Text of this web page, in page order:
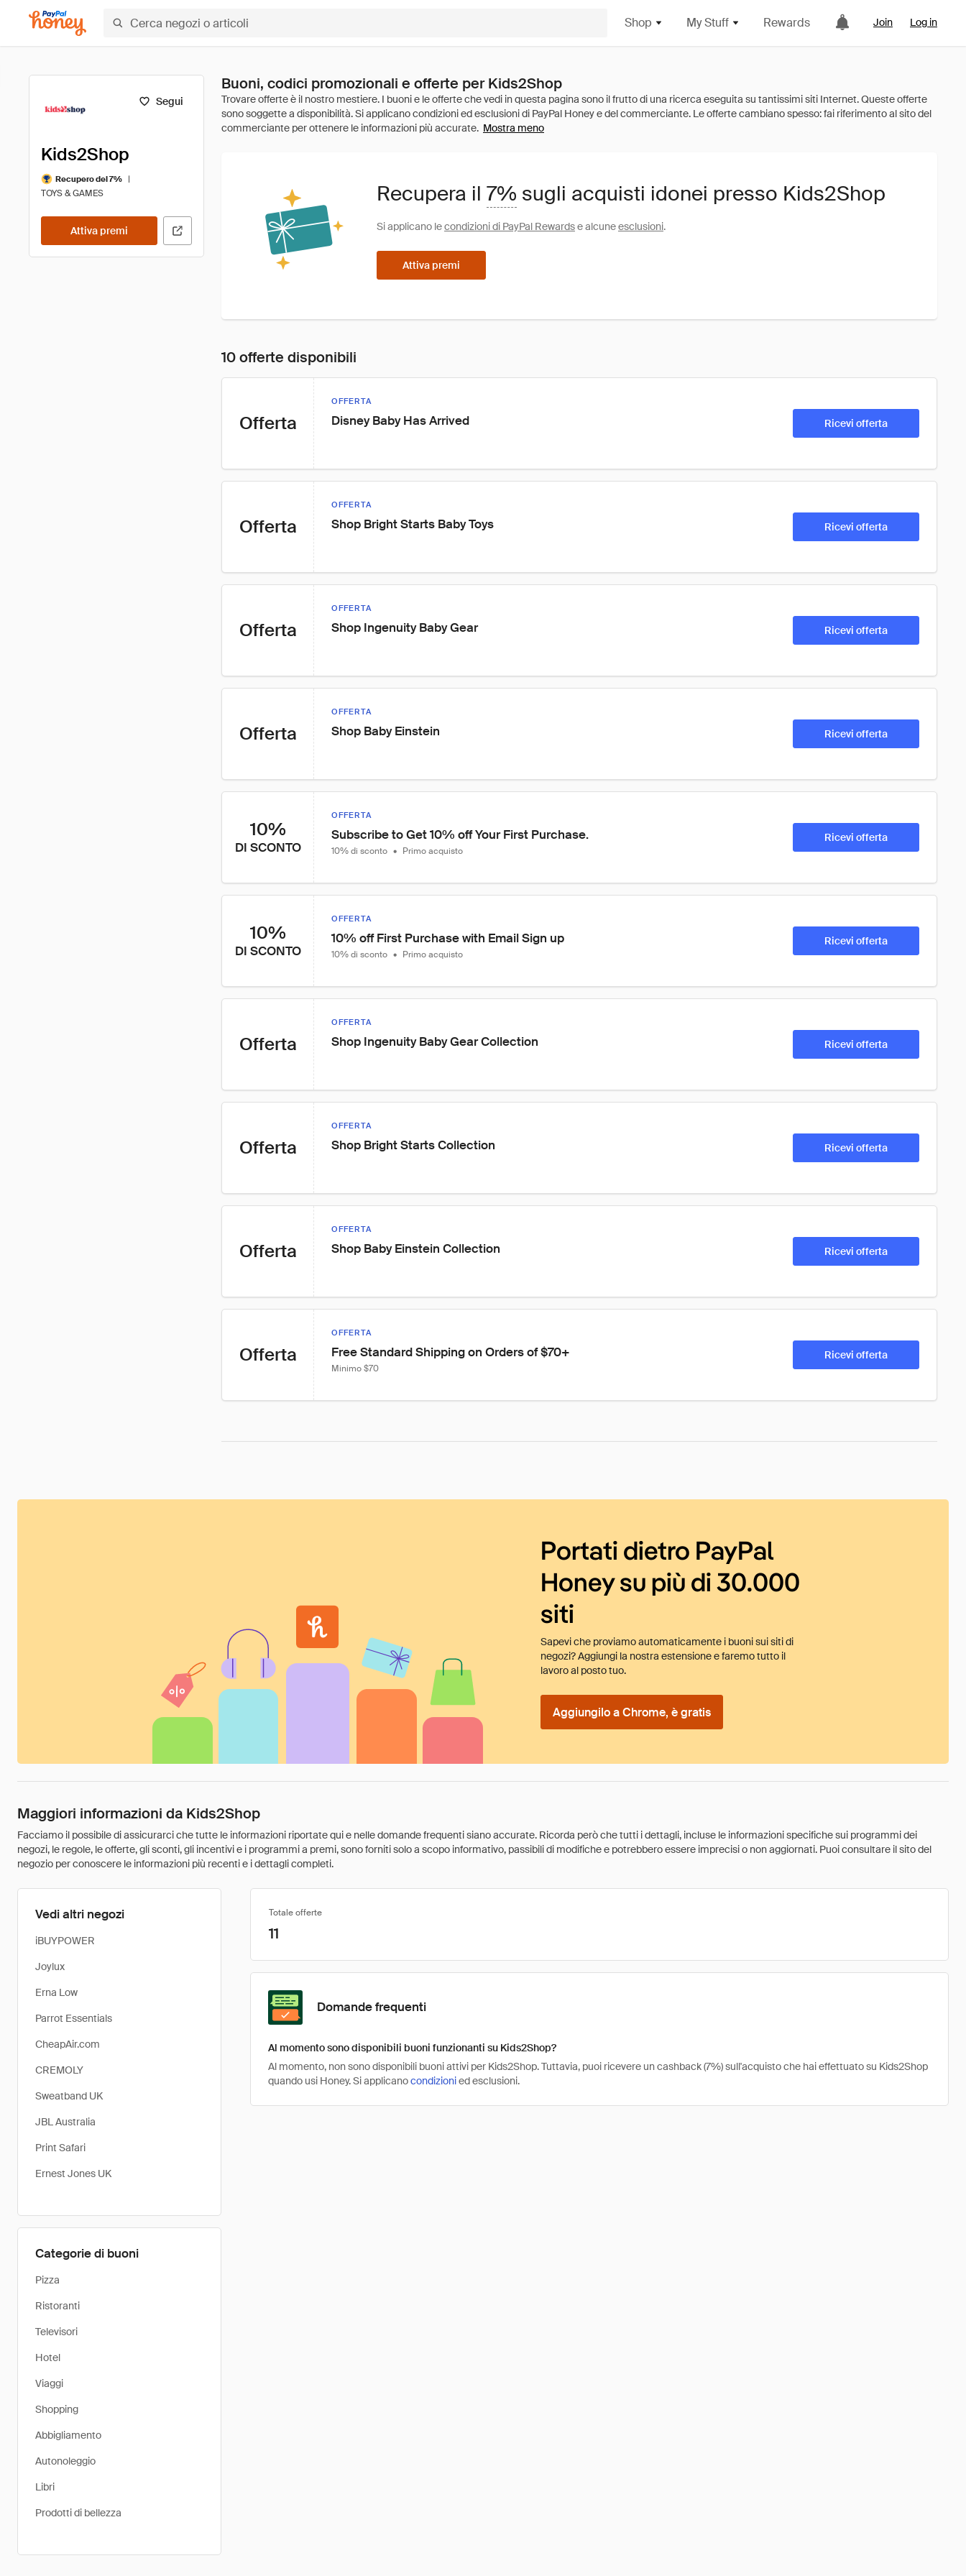
Shop My Stuff Rewards Join Log in
Segui
Kids2Shop
Recupero del 7%
|
TOYS & GAMES
Attiva premi
Buoni, codici promozionali e offerte per Kids2Shop
Mostra meno
Recupera il 7% sugli acquisti idonei presso Kids2Shop
Si applicano lecondizioni di PayPal Rewardse alcuneesclusioni.
Attiva premi
10 offerte disponibili
Offerta
OFFERTA
Disney Baby Has Arrived Ricevi offerta
Offerta
OFFERTA
Shop Bright Starts Baby Toys Ricevi offerta
Offerta
OFFERTA
Shop Ingenuity Baby Gear Ricevi offerta
Offerta
OFFERTA
Shop Baby Einstein Ricevi offerta
10%
DI SCONTO
OFFERTA
Subscribe to Get 10% off Your First Purchase.
10% di sconto • Primo acquisto
Ricevi offerta
10%
DI SCONTO
OFFERTA
10% off First Purchase with Email Sign up
10% di sconto • Primo acquisto
Ricevi offerta
Offerta
OFFERTA
Shop Ingenuity Baby Gear Collection Ricevi offerta
Offerta
OFFERTA
Shop Bright Starts Collection Ricevi offerta
Offerta
OFFERTA
Shop Baby Einstein Collection Ricevi offerta
Offerta
OFFERTA
Free Standard Shipping on Orders of $70+
Minimo $70
Ricevi offerta
Portati dietro PayPal
Honey su più di 30.000
siti
Sapevi che proviamo automaticamente i buoni sui siti di
negozi? Aggiungi la nostra estensione e faremo tutto il
lavoro al posto tuo.
Aggiungilo a Chrome, è gratis
Maggiori informazioni da Kids2Shop
Facciamo il possibile di assicurarci che tutte le informazioni riportate qui e nelle domande frequenti siano accurate. Ricorda però che tutti i dettagli, incluse le informazioni specifiche sui programmi dei
negozi, le regole, le offerte, gli sconti, gli incentivi e i programmi a premi, sono forniti solo a scopo informativo, passibili di modifiche e potrebbero essere imprecisi o non aggiornati. Puoi consultare il sito del
negozio per conoscere le informazioni più recenti e i dettagli completi.
Vedi altri negozi
iBUYPOWER
Joylux
Erna Low
Parrot Essentials
CheapAir.com
CREMOLY
Sweatband UK
JBL Australia
Print Safari
Ernest Jones UK
Categorie di buoni
Pizza
Ristoranti
Televisori
Hotel
Viaggi
Shopping
Abbigliamento
Autonoleggio
Libri
Prodotti di bellezza
Totale offerte
11
Domande frequenti
Al momento sono disponibili buoni funzionanti su Kids2Shop?
Al momento, non sono disponibili buoni attivi per Kids2Shop. Tuttavia, puoi ricevere un cashback (7%) sull'acquisto che hai effettuato su Kids2Shop
quando usi Honey. Si applicanocondizionied esclusioni.